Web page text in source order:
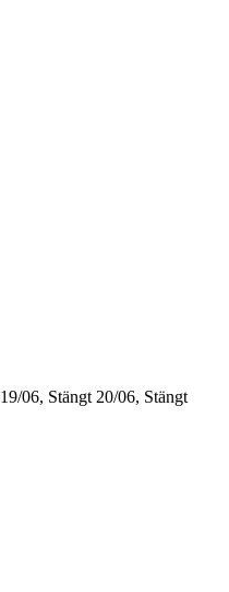
19/06, Stängt 20/06, Stängt